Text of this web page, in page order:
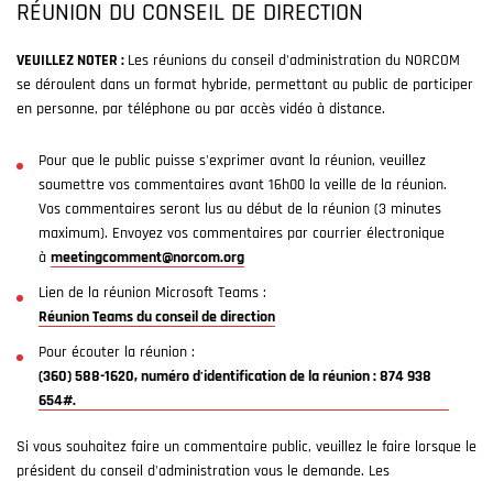
RÉUNION DU CONSEIL DE DIRECTION
VEUILLEZ NOTER : Les réunions du conseil d'administration du NORCOM
se déroulent dans un format hybride, permettant au public de participer
en personne, par téléphone ou par accès vidéo à distance.
Pour que le public puisse s'exprimer avant la réunion, veuillez
soumettre vos commentaires avant 16h00 la veille de la réunion.
Vos commentaires seront lus au début de la réunion (3 minutes
maximum). Envoyez vos commentaires par courrier électronique
à meetingcomment@norcom.org
Lien de la réunion Microsoft Teams :
Réunion Teams du conseil de direction
Pour écouter la réunion :
(360) 588-1620, numéro d'identification de la réunion : 874 938
654#.
Si vous souhaitez faire un commentaire public, veuillez le faire lorsque le
président du conseil d'administration vous le demande. Les